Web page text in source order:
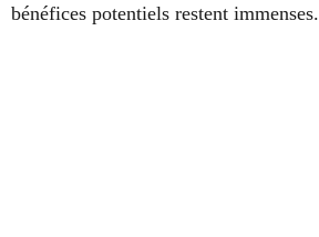
bénéfices potentiels restent immenses.